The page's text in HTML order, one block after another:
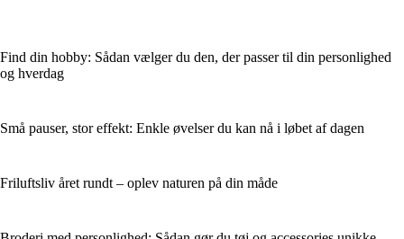
Find din hobby: Sådan vælger du den, der passer til din personlighed
og hverdag
Små pauser, stor effekt: Enkle øvelser du kan nå i løbet af dagen
Friluftsliv året rundt – oplev naturen på din måde